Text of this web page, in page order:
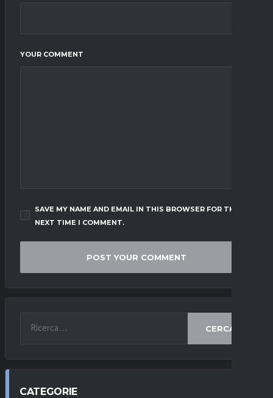
YOUR COMMENT
SAVE MY NAME AND EMAIL IN THIS BROWSER FOR THE
NEXT TIME I COMMENT.
CERCA
CATEGORIE